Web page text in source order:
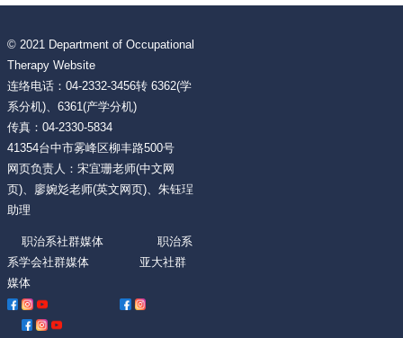
© 2021 Department of Occupational
Therapy Website
连络电话：04-2332-3456转 6362(学
系分机)、6361(产学分机)
传真：04-2330-5834
41354台中市雾峰区柳丰路500号
网页负责人：宋宜珊老师(中文网
页)、廖婉彣老师(英文网页)、朱钰珵
助理
职治系社群媒体 职治系
系学会社群媒体 亚大社群
媒体